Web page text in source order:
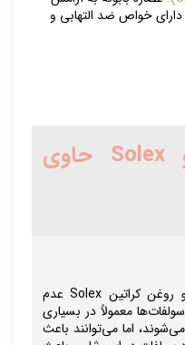
خواص ضد التهابی و
ویژگی های شامپو Solex حاوی
یکی از مهم‌ترین ویژگی‌های شامپو روغن کراتین Solex عدم
معمولاً در بسیاری
اما می‌توانند باعث